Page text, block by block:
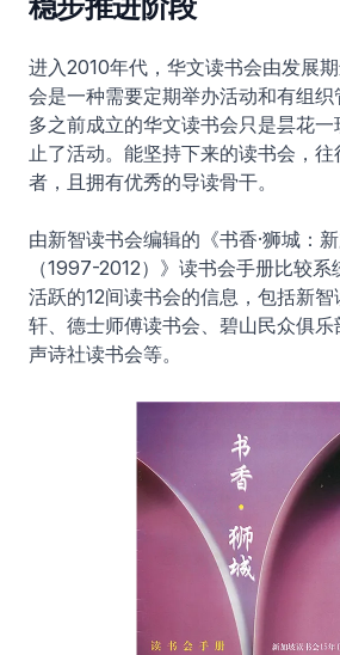
稳步推进阶段
进入2010年代，华文读书会由发展
会是一种需要定期举办活动和有组
多之前成立的华文读书会只是昙花
止了活动。能坚持下来的读书会，
者，且拥有优秀的导读骨干。
由新智读书会编辑的《书香·狮城：
（1997-2012）》读书会手册比较
活跃的12间读书会的信息，包括新
轩、德士师傅读书会、碧山民众俱
声诗社读书会等。